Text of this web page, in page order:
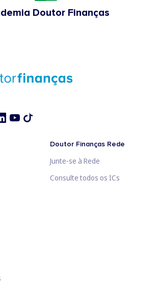
Doutor Finanças
Doutor Finanças Rede
Junte-se à Rede
Consulte todos os ICs